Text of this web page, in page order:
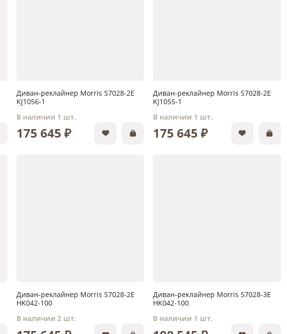
Диван-реклайнер Morris S7028-2E
KJ1056-1
В наличии 1 шт.
175 645 ₽
Диван-реклайнер Morris S7028-2E
KJ1055-1
В наличии 1 шт.
175 645 ₽
Диван-реклайнер Morris S7028-2E
HK042-100
В наличии 2 шт.
Диван-реклайнер Morris S7028-3E
HK042-100
В наличии 1 шт.